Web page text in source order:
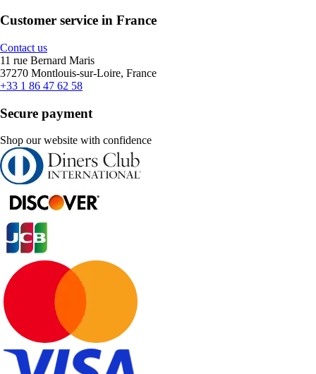
Customer service in France
Contact us
11 rue Bernard Maris
37270 Montlouis-sur-Loire, France
+33 1 86 47 62 58
Secure payment
Shop our website with confidence